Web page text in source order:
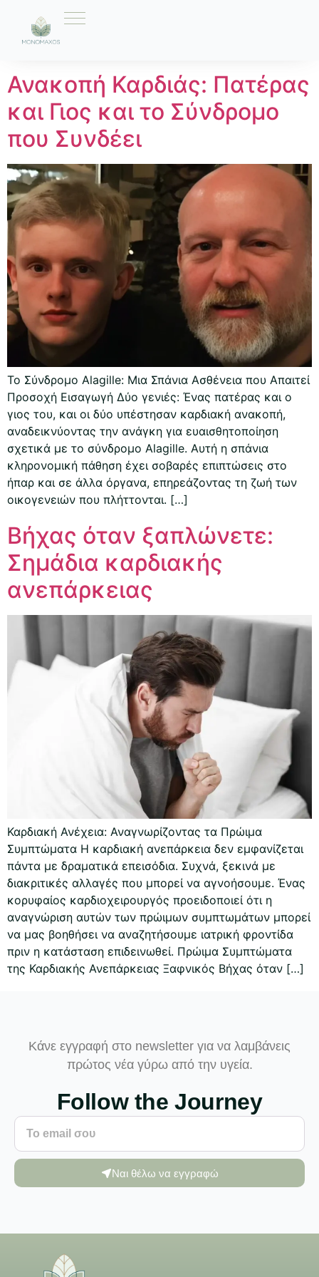
Ετικέτα:
Ανακοπή Καρδιάς: Πατέρας
και Γιος και το Σύνδρομο
που Συνδέει
Το Σύνδρομο Alagille: Μια Σπάνια Ασθένεια που Απαιτεί
Προσοχή Εισαγωγή Δύο γενιές: Ένας πατέρας και ο
γιος του, και οι δύο υπέστησαν καρδιακή ανακοπή,
αναδεικνύοντας την ανάγκη για ευαισθητοποίηση
σχετικά με το σύνδρομο Alagille. Αυτή η σπάνια
κληρονομική πάθηση έχει σοβαρές επιπτώσεις στο
ήπαρ και σε άλλα όργανα, επηρεάζοντας τη ζωή των
οικογενειών που πλήττονται. […]
Βήχας όταν ξαπλώνετε:
Σημάδια καρδιακής
ανεπάρκειας
Καρδιακή Ανέχεια: Αναγνωρίζοντας τα Πρώιμα
Συμπτώματα Η καρδιακή ανεπάρκεια δεν εμφανίζεται
πάντα με δραματικά επεισόδια. Συχνά, ξεκινά με
διακριτικές αλλαγές που μπορεί να αγνοήσουμε. Ένας
κορυφαίος καρδιοχειρουργός προειδοποιεί ότι η
αναγνώριση αυτών των πρώιμων συμπτωμάτων μπορεί
να μας βοηθήσει να αναζητήσουμε ιατρική φροντίδα
πριν η κατάσταση επιδεινωθεί. Πρώιμα Συμπτώματα
της Καρδιακής Ανεπάρκειας Ξαφνικός Βήχας όταν […]
Κάνε εγγραφή στο newsletter για να λαμβάνεις
πρώτος νέα γύρω από την υγεία.
Follow the Journey
Ναι θέλω να εγγραφώ